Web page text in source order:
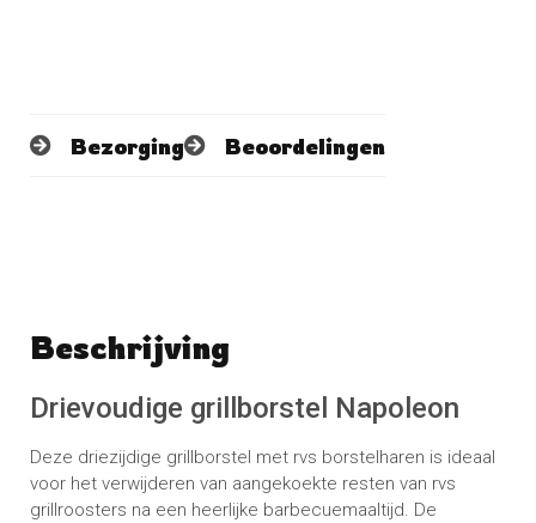
Bezorging Beoordelingen
Beschrijving
Drievoudige grillborstel Napoleon
Deze driezijdige grillborstel met rvs borstelharen is ideaal
voor het verwijderen van aangekoekte resten van rvs
grillroosters na een heerlijke barbecuemaaltijd. De
No reviews found